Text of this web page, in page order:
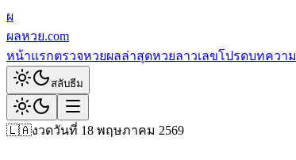
ผ
ผลหวย.com
หน้าแรกตรวจหวยผลล่าสุดหวยลาวเลขโปรดบทความ
สลับธีม
🇱🇦งวดวันที่ 18 พฤษภาคม 2569